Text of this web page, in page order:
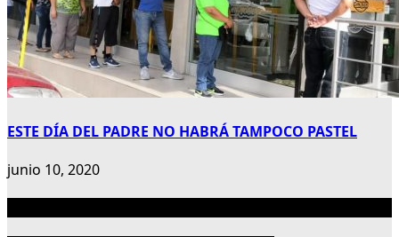
ESTE DÍA DEL PADRE NO HABRÁ TAMPOCO PASTEL
junio 10, 2020